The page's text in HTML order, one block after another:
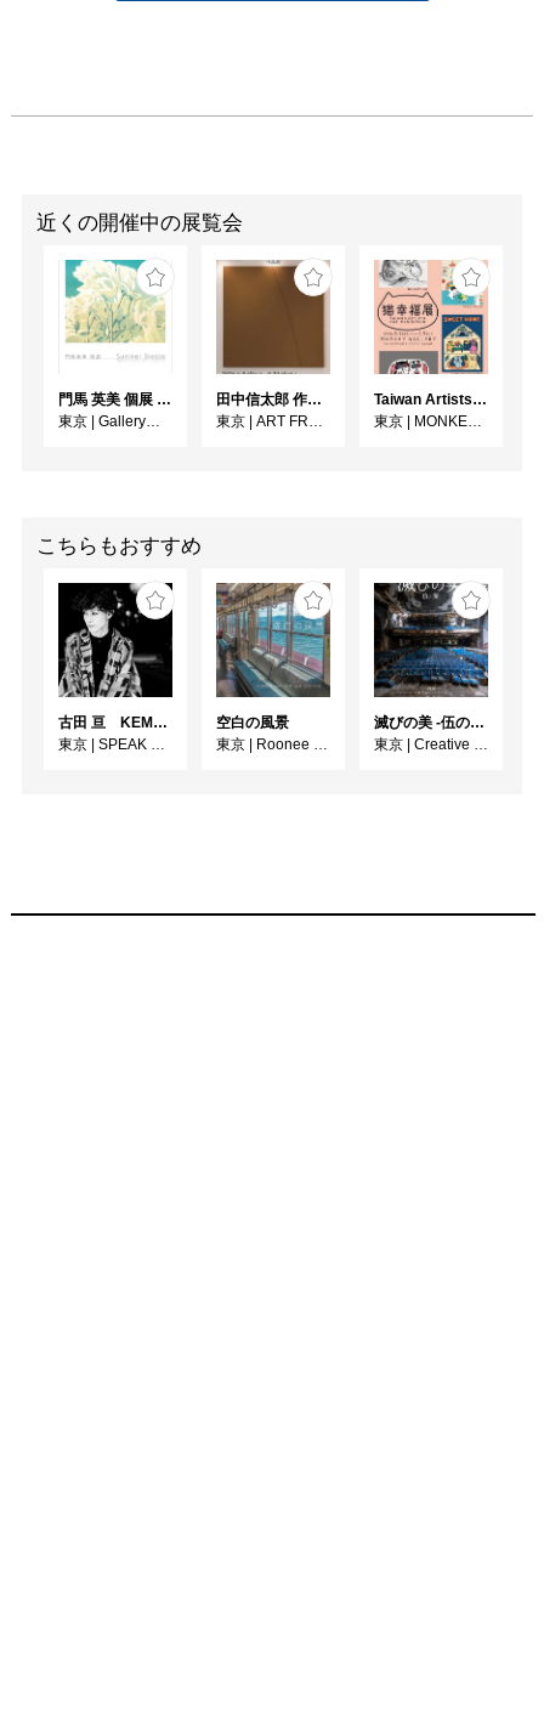
近くの開催中の展覧会
門馬 英美 個展 Summer Breeze
東京
Gallery子の星
田中信太郎 作品展
東京
ART FRONT GALLERY
Taiwan Artists Cat Exhibition「猫幸福展」
東京
MONKEY GALLERY
こちらもおすすめ
古田 亘 KEMONOHARA －玉城裕規－
東京
SPEAK FOR WALL
空白の風景
東京
Roonee 247 fine arts
滅びの美 -伍の廃-
東京
Creative / Art Gallery CORSO